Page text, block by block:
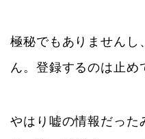
極秘でもありませんし
ん。登録するのは止め
やはり嘘の情報だった